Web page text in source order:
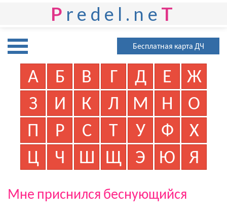
P redel.ne T
Бесплатная карта ДЧ
А Б В Г Д Е
Ж
З
И К Л М Н
О
П
Р С Т У Ф
Х
Ц
Ч Ш Щ Э Ю Я
Мне приснился беснующийся